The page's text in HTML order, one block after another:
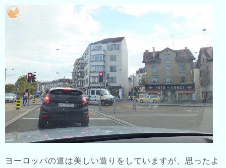
ヨーロッパの道は美しい造りをしていますが、思ったよ